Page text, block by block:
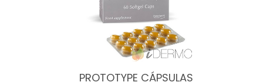
PROTOTYPE CÁPSULAS